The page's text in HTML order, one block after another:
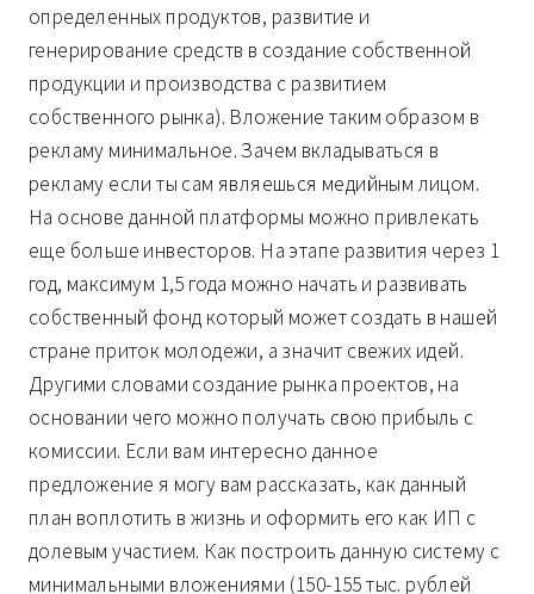
определенных продуктов, развитие и
генерирование средств в создание собственной
продукции и производства с развитием
собственного рынка). Вложение таким образом в
рекламу минимальное. Зачем вкладываться в
рекламу если ты сам являешься медийным лицом.
На основе данной платформы можно привлекать
еще больше инвесторов. На этапе развития через 1
год, максимум 1,5 года можно начать и развивать
собственный фонд который может создать в нашей
стране приток молодежи, а значит свежих идей.
Другими словами создание рынка проектов, на
основании чего можно получать свою прибыль с
комиссии. Если вам интересно данное
предложение я могу вам рассказать, как данный
план воплотить в жизнь и оформить его как ИП с
долевым участием. Как построить данную систему с
минимальными вложениями (150-155 тыс. рублей